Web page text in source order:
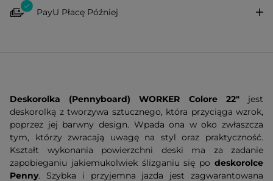
PayU Płacę Później
Deskorolka (Pennyboard) WORKER Colore 22"jest
deskorolką z tworzywa sztucznego, która przyciąga wzrok,
poprzez jej barwny design. Wpada ona w oko zwłaszcza
tym, którzy zwracają uwagę na styl oraz praktyczność.
Kształt wykonania powierzchni deski ma za zadanie
zapobieganiu jakiemukolwiek ślizganiu się po deskorolce
Penny. Szybka i przyjemna jazda jest zagwarantowana